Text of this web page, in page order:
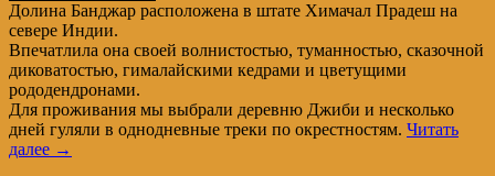
Долина Банджар расположена в штате Химачал Прадеш на
севере Индии.
Впечатлила она своей волнистостью, туманностью, сказочной
диковатостью, гималайскими кедрами и цветущими
рододендронами.
Для проживания мы выбрали деревню Джиби и несколько
дней гуляли в однодневные треки по окрестностям. Читать
далее →